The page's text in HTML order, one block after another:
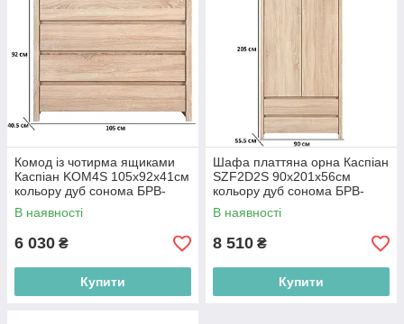
Комод із чотирма ящиками
Каспіан KOM4S 105х92х41см
кольору дуб сонома БРВ-
Україна
В наявності
6 030 ₴
Купити
Шафа платтяна орна Каспіан
SZF2D2S 90х201х56см
кольору дуб сонома БРВ-
Україна
В наявності
8 510 ₴
Купити